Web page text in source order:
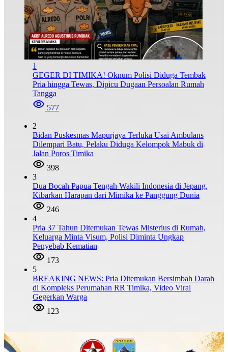
1
GEGER DI TIMIKA! Oknum Polisi Diduga Tembak
Pria hingga Tewas, Dipicu Dugaan Persoalan Rumah
Tangga
577
2
Bidan Puskesmas Mapurjaya Terluka Usai Ambulans
Dilempari Batu, Pelaku Diduga Kelompok Mabuk di
Jalan Poros Timika
398
3
Dua Bocah Papua Tengah Wakili Indonesia di Jepang,
Kibarkan Harapan dari Mimika ke Panggung Dunia
246
4
Pria 37 Tahun Ditemukan Tewas Misterius di Rumah,
Keluarga Minta Visum, Polisi Diminta Ungkap
Penyebab Kematian
173
5
BREAKING NEWS: Pria Ditemukan Bersimbah Darah
di Kompleks Perumahan RR Timika, Video Viral
Gegerkan Warga
123